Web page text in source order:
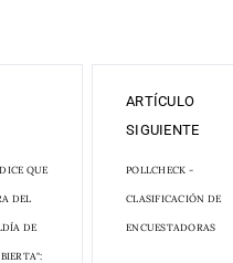
QUE
DEL
DE
ARTÍCULO
SIGUIENTE
POLLCHECK -
CLASIFICACIÓN DE
ENCUESTADORAS